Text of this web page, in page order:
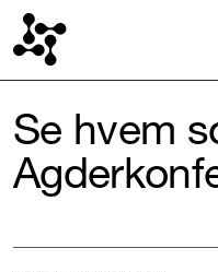
Se hvem